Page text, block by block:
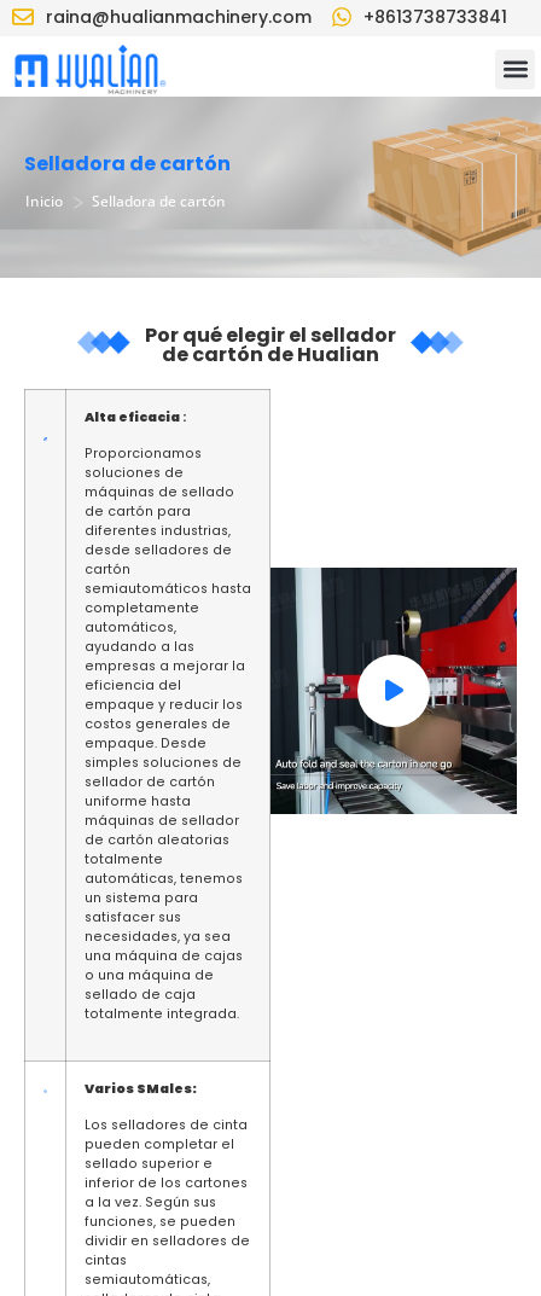
raina@hualianmachinery.com +8613738733841
Selladora de cartón
Inicio > Selladora de cartón
Por qué elegir el sellador
de cartón de Hualian
Alta eficacia :
Proporcionamos
soluciones de
máquinas de sellado
de cartón para
diferentes industrias,
desde selladores de
cartón
semiautomáticos hasta
completamente
automáticos,
ayudando a las
empresas a mejorar la
eficiencia del
empaque y reducir los
costos generales de
empaque. Desde
simples soluciones de
sellador de cartón
uniforme hasta
máquinas de sellador
de cartón aleatorias
totalmente
automáticas, tenemos
un sistema para
satisfacer sus
necesidades, ya sea
una máquina de cajas
o una máquina de
sellado de caja
totalmente integrada.
Varios SMales:
Los selladores de cinta
pueden completar el
sellado superior e
inferior de los cartones
a la vez. Según sus
funciones, se pueden
dividir en selladores de
cintas
semiautomáticas,